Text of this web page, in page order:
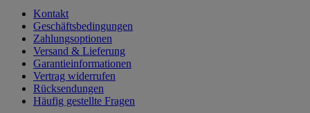
Kontakt
Geschäftsbedingungen
Zahlungsoptionen
Versand & Lieferung
Garantieinformationen
Vertrag widerrufen
Rücksendungen
Häufig gestellte Fragen